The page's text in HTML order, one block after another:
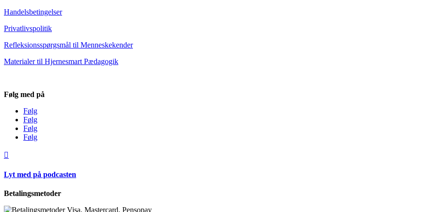
Handelsbetingelser
Privatlivspolitik
Refleksionsspørgsmål til Menneskekender
Materialer til Hjernesmart Pædagogik
Følg med på
Følg
Følg
Følg
Følg

Lyt med på podcasten
Betalingsmetoder